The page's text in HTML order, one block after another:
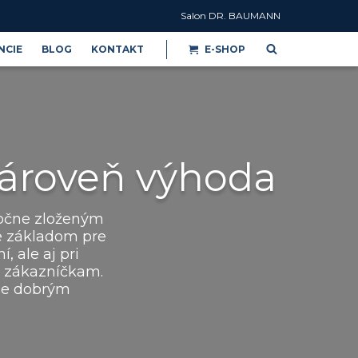
Salon DR. BAUMANN
BLOG KONTAKT E-SHOP
výhoda
zloženým
základom pre
ale aj pri
dobrým